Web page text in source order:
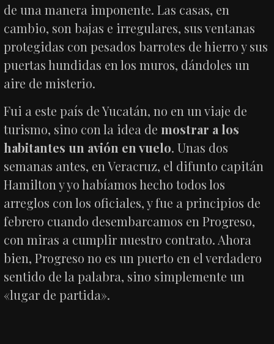
de una manera imponente. Las casas, en
cambio, son bajas e irregulares, sus ventanas
protegidas con pesados ​​barrotes de hierro y sus
puertas hundidas en los muros, dándoles un
aire de misterio.
Fui a este país de Yucatán, no en un viaje de
turismo, sino con la idea de mostrar a los
habitantes un avión en vuelo. Unas dos
semanas antes, en Veracruz, el difunto capitán
Hamilton y yo habíamos hecho todos los
arreglos con los oficiales, y fue a principios de
febrero cuando desembarcamos en Progreso,
con miras a cumplir nuestro contrato. Ahora
bien, Progreso no es un puerto en el verdadero
sentido de la palabra, sino simplemente un
«lugar de partida».